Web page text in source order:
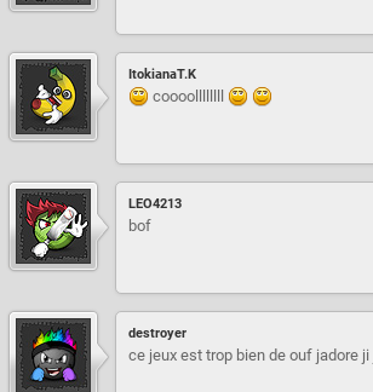
ItokianaT.K
coooollllllll
LEO4213
bof
destroyer
ce jeux est trop bien de ouf jadore